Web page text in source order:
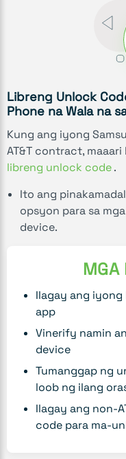
Libreng Unlock
Phone na Wala na
Kung ang iyong
AT&T contract,
libreng unlock code.
Ito ang
opsyon para sa
device.
MGA
Ilagay ang iyong
app
Vinerify namin
device
Tumanggap ng
loob ng ilang
Ilagay ang non-
code para ma-